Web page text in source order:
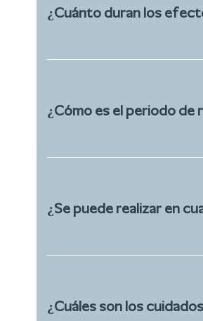
¿Cuánto duran los
¿Cómo es el periodo de
¿Se puede realizar en
¿Cuáles son los